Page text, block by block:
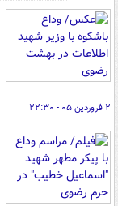
۲ فروردین ۰۵ - ۲۲:۳۰